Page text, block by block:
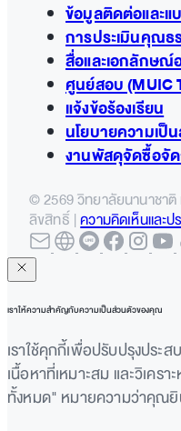
ข้อมูลติดต่อและ
การประเมินคุณธ
สื่อและเอกลักษณ์
ศูนย์สอบ (MUIC
แจ้งข้อร้องเรียน
นโยบายความเป็
งานพัสดุจัดซื้อจั
© 2569 วิทยาลัยนานาชา
ลิขสิทธิ์ |ความคิดเห็นและป
เราให้ความสำคัญกับความเป็นส่วนตัวของคุณ
เราใช้คุกกี้เพื่อปรับปรุงประ
เนื้อหาที่เหมาะสม และวิเคร
ทั้งหมด" หมายความว่าคุณยิ